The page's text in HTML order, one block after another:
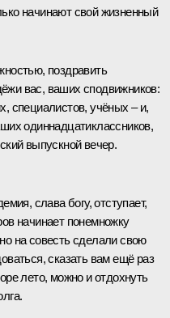
начинают свой жизненный
поздравить
вас, ваших сподвижников:
специалистов, учёных – и,
одиннадцатиклассников,
выпускной вечер.
слава богу, отступает,
начинает понемножку
на совесть сделали свою
сказать вам ещё раз
лето, можно и отдохнуть